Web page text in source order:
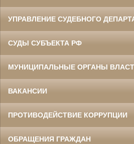
УПРАВЛЕНИЕ СУДЕБНОГО
СУДЫ СУБЪЕКТА РФ
МУНИЦИПАЛЬНЫЕ ОРГАНЫ
ВАКАНСИИ
ПРОТИВОДЕЙСТВИЕ КОРРУПЦИИ
ОБРАЩЕНИЯ ГРАЖДАН